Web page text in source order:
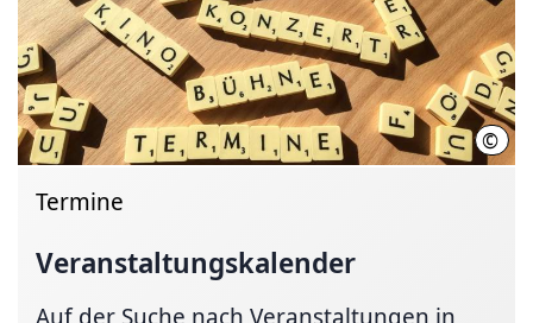
©
Termine
Veranstaltungskalender
Auf der Suche nach Veranstaltungen in